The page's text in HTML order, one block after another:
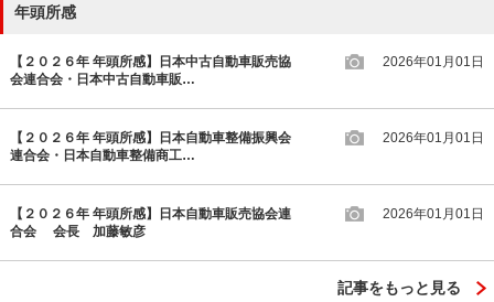
年頭所感
【２０２６年 年頭所感】日本中古自動車販売協
会連合会・日本中古自動車販…
2026年01月01日
【２０２６年 年頭所感】日本自動車整備振興会
連合会・日本自動車整備商工…
2026年01月01日
【２０２６年 年頭所感】日本自動車販売協会連
合会 会長 加藤敏彦
2026年01月01日
記事をもっと見る